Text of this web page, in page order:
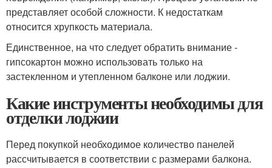
представляет особой сложности. К недостаткам
относится хрупкость материала.
Единственное, на что следует обратить внимание -
гипсокартон можно использовать только на
застекленном и утепленном балконе или лоджии.
Какие инструменты необходимы для
отделки лоджии
Перед покупкой необходимое количество панелей
рассчитывается в соответствии с размерами балкона.